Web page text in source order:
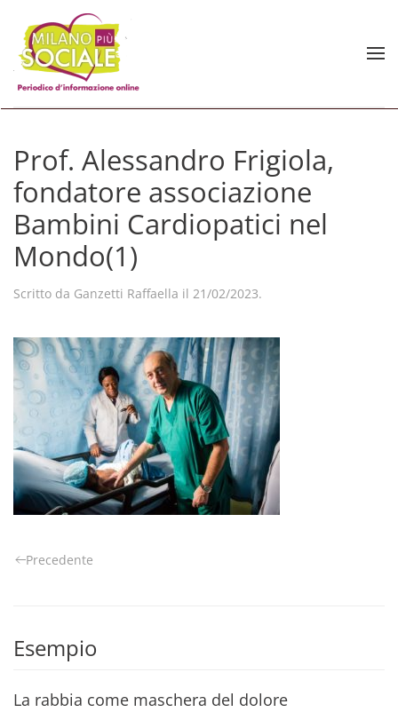
Skip to main content
Prof. Alessandro Frigiola,
fondatore associazione
Bambini Cardiopatici nel
Mondo(1)
Scritto da Ganzetti Raffaella il 21/02/2023.
Precedente
Esempio
La rabbia come maschera del dolore